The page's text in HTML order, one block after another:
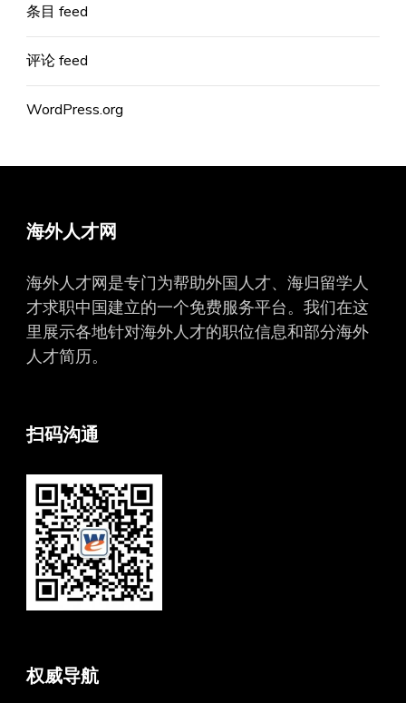
条目 feed
评论 feed
WordPress.org
海外人才网
海外人才网是专门为帮助外国人才、海归留学人
才求职中国建立的一个免费服务平台。我们在这
里展示各地针对海外人才的职位信息和部分海外
人才简历。
扫码沟通
权威导航